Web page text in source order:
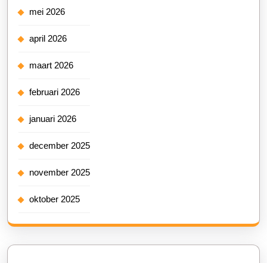
mei 2026
april 2026
maart 2026
februari 2026
januari 2026
december 2025
november 2025
oktober 2025